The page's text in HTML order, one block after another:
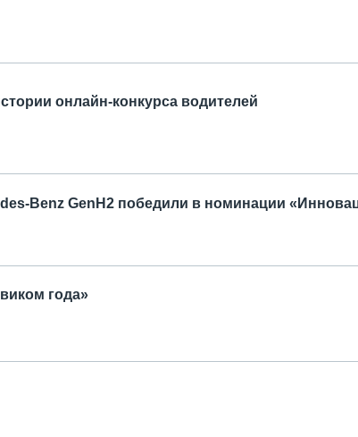
онлайн-конкурса водителей
Benz GenH2 победили в номинации
года»